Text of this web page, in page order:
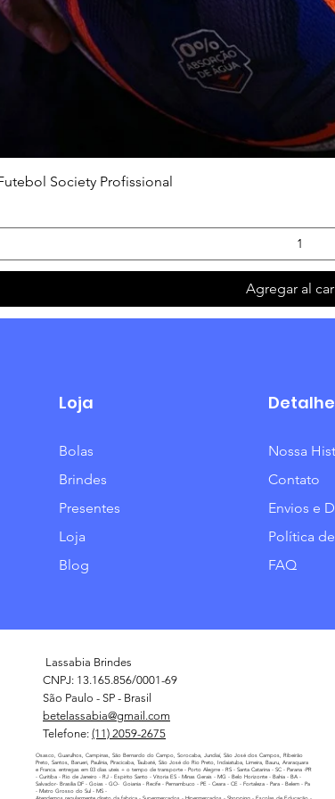
Society Profissional
Agregar al
Loja
Bolas
Brindes
Presentes
Loja
Blog
Nossa
Contato
Envios e
Política
FAQ
Lassabia Brindes
CNPJ: 13.165.856/0001-69
São Paulo - SP - Brasil
betelassabia@gmail.com
Telefone: (11) 2059-2675
Osasco, Guarulhos, Campinas, São Bernardo do Campo, Sorocaba, Jundiaí, São José dos Campos, Ribeirão
Preto, Santos, Barueri, Paulínia, Piracicaba, Taubaté, São José do Rio Preto, Indaiatuba, Limeira, Bauru, Araraquara
e Franca. entregas em 03 dias uteis + o tempo de transporte - Porto Alegrre - RS - Santa Catarina - SC - Parana -PR
- Curitiba - Rio de Janeiro - RJ - Espirito Santo - Vitoria ES - Minas Gerais - MG - Belo Horizonte - Bahia - BA -
Salvador- Brasilia DF - Goias - GO- Goiania - Recife - Pernambuco - PE - Ceara - CE - Fortaleza - Para - Belem - Pa
- Matro Grosso do Sul - MS -